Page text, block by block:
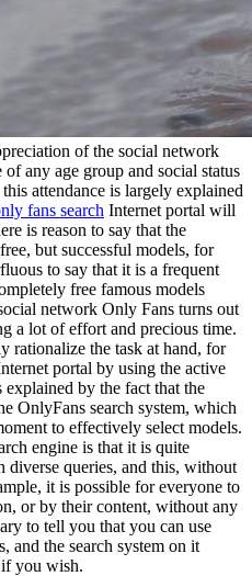
of the social network
any age group and social status
attendance is largely explained
fans search Internet portal will
is reason to say that the
but successful models, for
to say that it is a frequent
free famous models
network Only Fans turns out
a lot of effort and precious time.
rationalize the task at hand, for
portal by using the active
by the fact that the
OnlyFans search system, which
to effectively select models.
engine is that it is quite
diverse queries, and this, without
it is possible for everyone to
or by their content, without any
to tell you that you can use
and the search system on it
you wish.